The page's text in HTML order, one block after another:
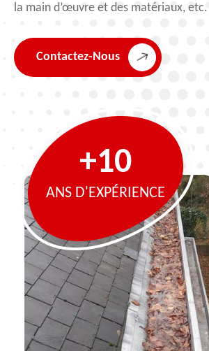
la main d’œuvre et des matériaux, etc.
Contactez-Nous
+10
ANS D'EXPÉRIENCE